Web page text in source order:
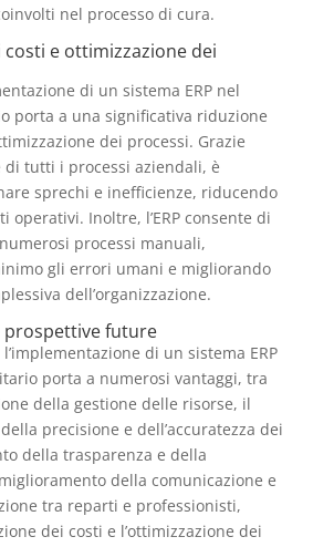
nel processo di cura.
costi e ottimizzazione dei
di un sistema ERP nel
porta a una significativa riduzione
dei processi. Grazie
di tutti i processi aziendali, è
sprechi e inefficienze, riducendo
operativi. Inoltre, l’ERP consente di
processi manuali,
gli errori umani e migliorando
dell’organizzazione.
prospettive future
di un sistema ERP
porta a numerosi vantaggi, tra
della gestione delle risorse, il
precisione e dell’accuratezza dei
della trasparenza e della
della comunicazione e
tra reparti e professionisti,
dei costi e l’ottimizzazione dei